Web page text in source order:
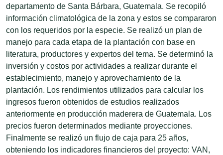
departamento de Santa Bárbara, Guatemala. Se recopiló
información climatológica de la zona y estos se compararon
con los requeridos por la especie. Se realizó un plan de
manejo para cada etapa de la plantación con base en
literatura, productores y expertos del tema. Se determinó la
inversión y costos por actividades a realizar durante el
establecimiento, manejo y aprovechamiento de la
plantación. Los rendimientos utilizados para calcular los
ingresos fueron obtenidos de estudios realizados
anteriormente en producción maderera de Guatemala. Los
precios fueron determinados mediante proyecciones.
Finalmente se realizó un flujo de caja para 25 años,
obteniendo los indicadores financieros del proyecto: VAN,